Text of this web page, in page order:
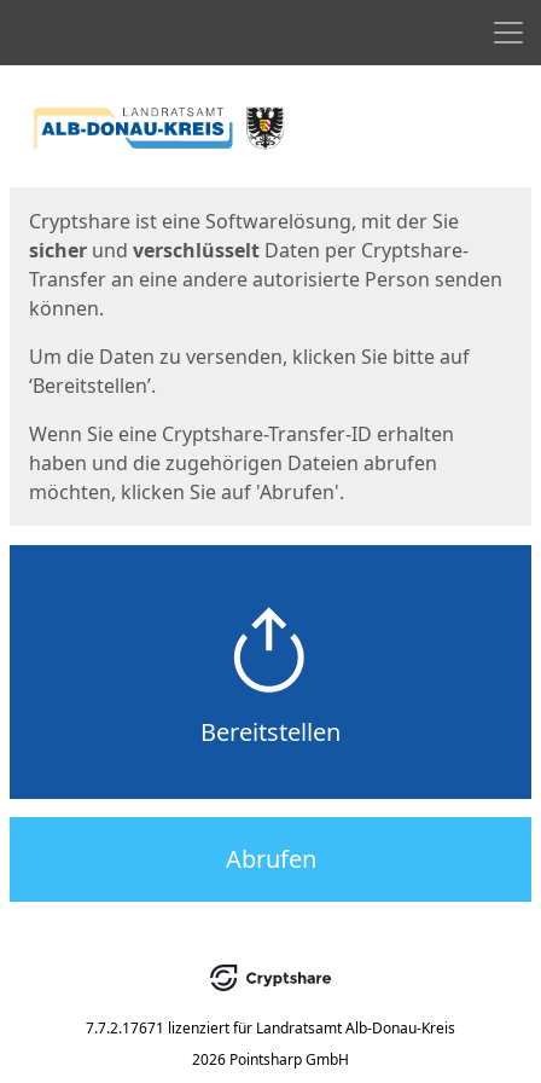
Cryptshare ist eine Softwarelösung, mit der Sie
sicher und verschlüsselt Daten per Cryptshare-
Transfer an eine andere autorisierte Person senden
können.
Um die Daten zu versenden, klicken Sie bitte auf
‘Bereitstellen’.
Wenn Sie eine Cryptshare-Transfer-ID erhalten
haben und die zugehörigen Dateien abrufen
möchten, klicken Sie auf 'Abrufen'.
Bereitstellen
Abrufen
7.7.2.17671 lizenziert für Landratsamt Alb-Donau-Kreis
2026 Pointsharp GmbH